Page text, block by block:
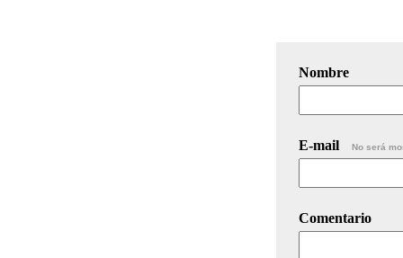
Nombre
E-mail No será
Comentario